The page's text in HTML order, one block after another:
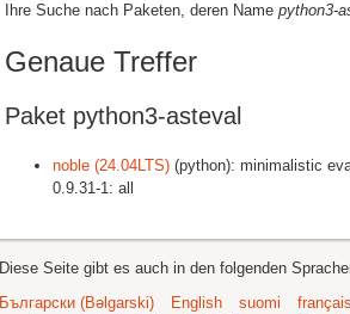
Ihre Suche nach Paketen, deren Name python3-
Genaue Treffer
Paket python3-asteval
noble (24.04LTS) (python): minimalistic
0.9.31-1: all
Diese Seite gibt es auch in den folgenden
Български (Bəlgarski)
English suomi français